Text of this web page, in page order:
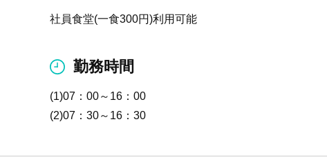
社員食堂(一食300円)利用可能
勤務時間
(1)07：00～16：00
(2)07：30～16：30